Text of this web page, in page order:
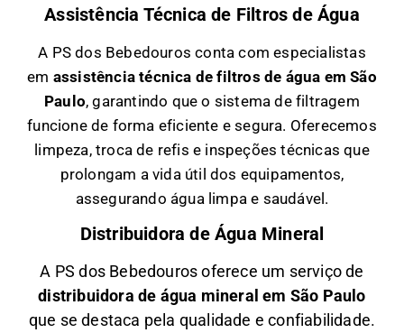
Assistência Técnica de Filtros de Água
A PS dos Bebedouros conta com especialistas
em assistência técnica de filtros de água em São
Paulo, garantindo que o sistema de filtragem
funcione de forma eficiente e segura. Oferecemos
limpeza, troca de refis e inspeções técnicas que
prolongam a vida útil dos equipamentos,
assegurando água limpa e saudável.
Distribuidora de Água Mineral
A PS dos Bebedouros oferece um serviço de
distribuidora de água mineral em São Paulo
que se destaca pela qualidade e confiabilidade.